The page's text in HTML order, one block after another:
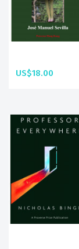
US$18.00